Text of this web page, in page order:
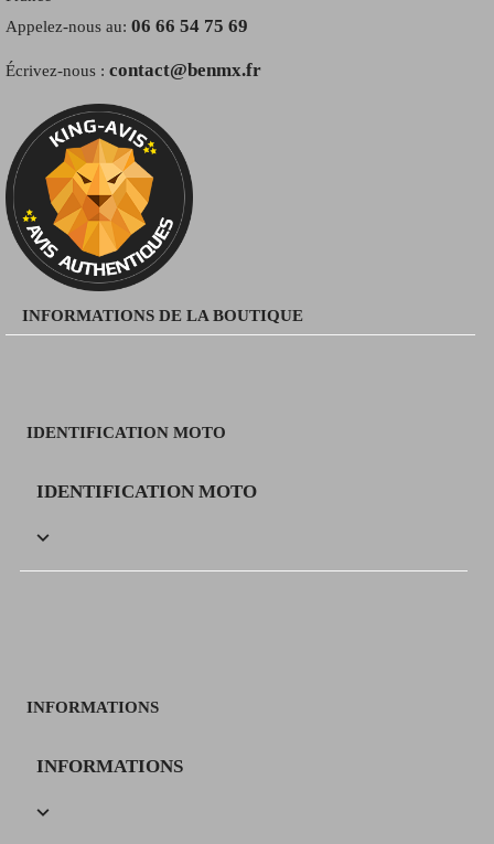
Appelez-nous au: 06 66 54 75 69
Écrivez-nous : contact@benmx.fr
INFORMATIONS DE LA BOUTIQUE
IDENTIFICATION MOTO
IDENTIFICATION MOTO

INFORMATIONS
INFORMATIONS
